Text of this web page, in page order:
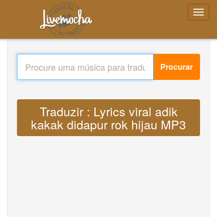
Procurar
Traduzir : Lyrics viral adik
kakak didapur rok hijau MP3